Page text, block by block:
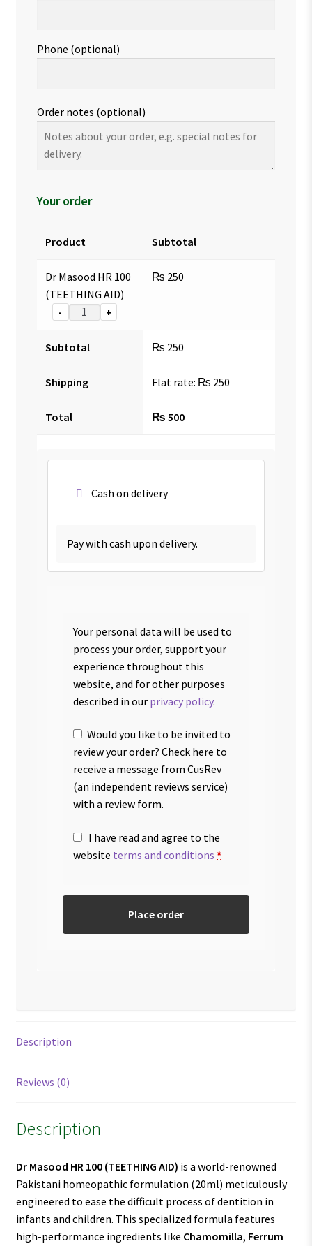
Phone (optional)
Order notes (optional)
Your order
Product Subtotal
Dr Masood HR 100
(TEETHING AID)
- +
₨ 250
Subtotal ₨ 250
Shipping Flat rate: ₨ 250
Total ₨ 500
Cash on delivery
Pay with cash upon delivery.
Your personal data will be used to
process your order, support your
experience throughout this
website, and for other purposes
described in our privacy policy.
Would you like to be invited to
review your order? Check here to
receive a message from CusRev
(an independent reviews service)
with a review form.
I have read and agree to the
website terms and conditions *
Place order
Description
Reviews (0)
Description
Dr Masood HR 100 (TEETHING AID) is a world-renowned
Pakistani homeopathic formulation (20ml) meticulously
engineered to ease the difficult process of dentition in
infants and children. This specialized formula features
high-performance ingredients like Chamomilla, Ferrum